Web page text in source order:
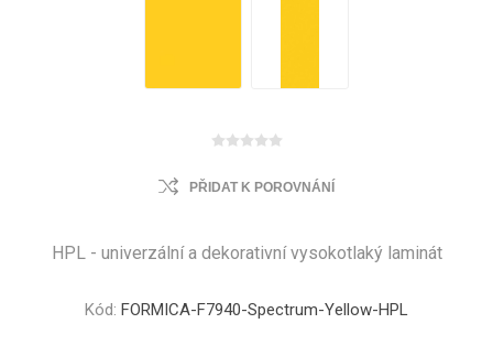
PŘIDAT K POROVNÁNÍ
HPL - univerzální a dekorativní vysokotlaký laminát
Kód: FORMICA-F7940-Spectrum-Yellow-HPL